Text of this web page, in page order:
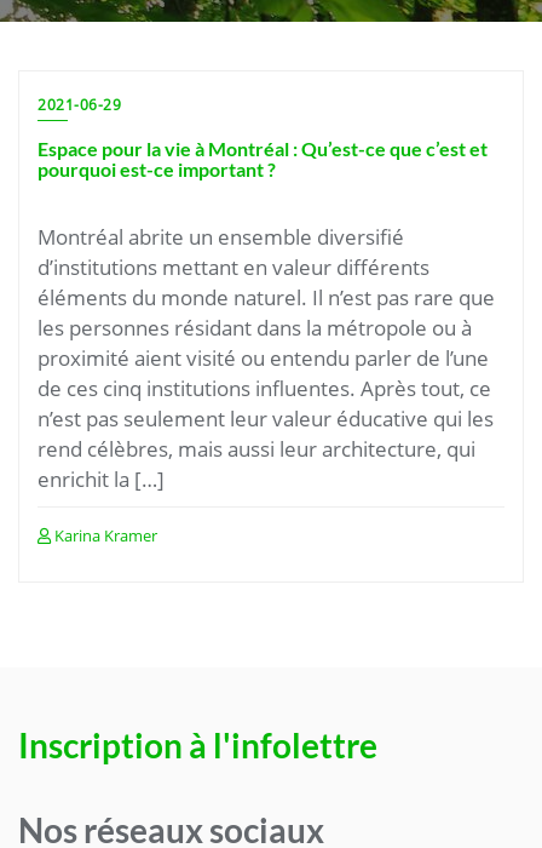
2021-06-29
Espace pour la vie à Montréal : Qu’est-ce que c’est et
pourquoi est-ce important ?
Montréal abrite un ensemble diversifié
d’institutions mettant en valeur différents
éléments du monde naturel. Il n’est pas rare que
les personnes résidant dans la métropole ou à
proximité aient visité ou entendu parler de l’une
de ces cinq institutions influentes. Après tout, ce
n’est pas seulement leur valeur éducative qui les
rend célèbres, mais aussi leur architecture, qui
enrichit la […]
Karina Kramer
Inscription à l'infolettre
Nos réseaux sociaux